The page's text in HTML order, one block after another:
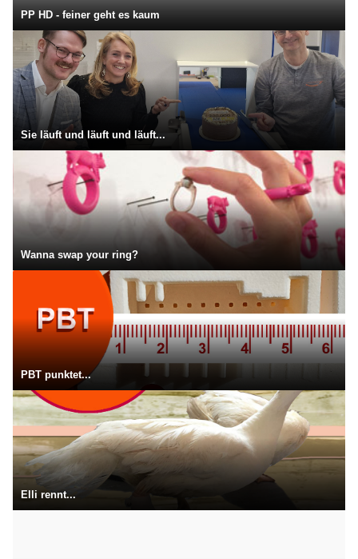
PP HD - feiner geht es kaum
Sie läuft und läuft und läuft...
Wanna swap your ring?
PBT punktet...
Elli rennt...